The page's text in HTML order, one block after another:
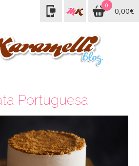
0
0,00€
Portuguesa